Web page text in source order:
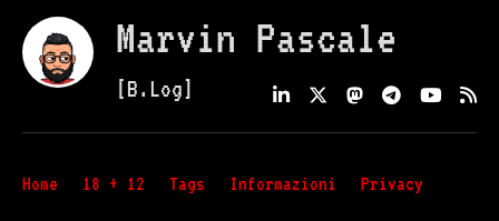
Marvin Pascale
[B.Log]
Home 18 + 12 Tags Informazioni Privacy